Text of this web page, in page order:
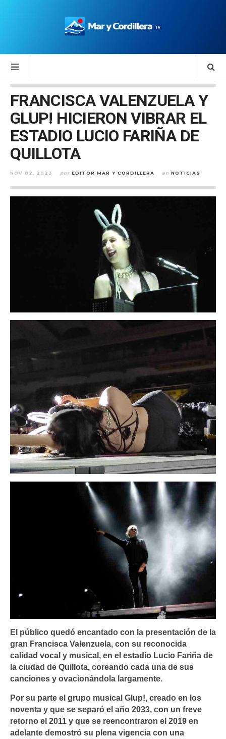
FRANCISCA VALENZUELA Y
GLUP! HICIERON VIBRAR EL
ESTADIO LUCIO FARIÑA DE
QUILLOTA
NOV 02, 2023 por EDITOR MAR Y CORDILLERA en NOTICIAS
El público quedó encantado con la presentación de la
gran Francisca Valenzuela, con su reconocida
calidad vocal y musical, en el estadio Lucio Fariña de
la ciudad de Quillota, coreando cada una de sus
canciones y ovacionándola largamente.
Por su parte el grupo musical Glup!, creado en los
noventa y que se separó el año 2033, con un freve
retorno el 2011 y que se reencontraron el 2019 en
adelante demostró su plena vigencia con una